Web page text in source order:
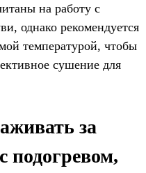
на работу с
однако рекомендуется
температурой, чтобы
сушение для
за
подогревом,